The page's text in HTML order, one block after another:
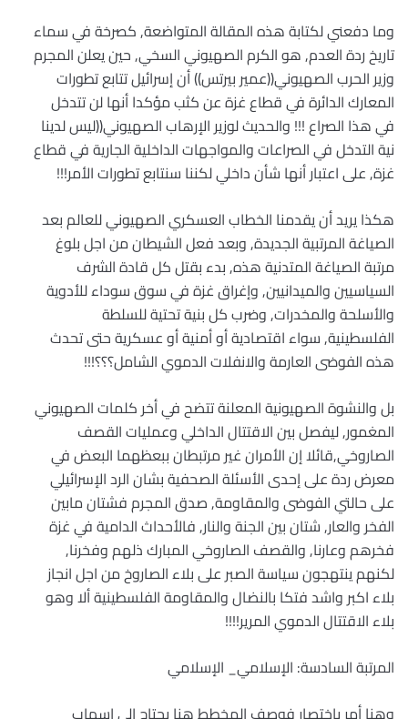
وما دفعني لكتابة هذه المقالة المتواضعة, كصرخة في سماء
تاريخ ردة العدم, هو الكرم الصهيوني السخي, حين يعلن المجرم
وزير الحرب الصهيوني((عمير بيرتس)) أن إسرائيل تتابع تطورات
المعارك الدائرة في قطاع غزة عن كثب مؤكدا أنها لن تتدخل
في هذا الصراع !!! والحديث لوزير الإرهاب الصهيوني((ليس لدينا
نية التدخل في الصراعات والمواجهات الداخلية الجارية في قطاع
غزة, على اعتبار أنها شأن داخلي لكننا سنتابع تطورات الأمر!!!
هكذا يريد أن يقدمنا الخطاب العسكري الصهيوني للعالم بعد
الصياغة المرتبية الجديدة, وبعد فعل الشيطان من اجل بلوغ
مرتبة الصياغة المتدنية هذه, بدء بقتل كل قادة الشرف
السياسيين والميدانيين, وإغراق غزة في سوق سوداء للأدوية
والأسلحة والمخدرات, وضرب كل بنية تحتية للسلطة
الفلسطينية, سواء اقتصادية أو أمنية أو عسكرية حتى تحدث
هذه الفوضى العارمة والانفلات الدموي الشامل؟؟؟!!!
بل والنشوة الصهيونية المعلنة تتضح في أخر كلمات الصهيوني
المغمور, ليفصل بين الاقتتال الداخلي وعمليات القصف
الصاروخي,قائلا إن الأمران غير مرتبطان ببعظهما البعض في
معرض ردة على إحدى الأسئلة الصحفية بشان الرد الإسرائيلي
على حالتي الفوضى والمقاومة, صدق المجرم فشتان مابين
الفخر والعار, شتان بين الجنة والنار, فالأحداث الدامية في غزة
فخرهم وعارنا, والقصف الصاروخي المبارك ذلهم وفخرنا,
لكنهم ينتهجون سياسة الصبر على بلاء الصاروخ من اجل انجاز
بلاء اكبر واشد فتكا بالنضال والمقاومة الفلسطينية ألا وهو
بلاء الاقتتال الدموي المرير!!!!
المرتبة السادسة: الإسلامي_ الإسلامي